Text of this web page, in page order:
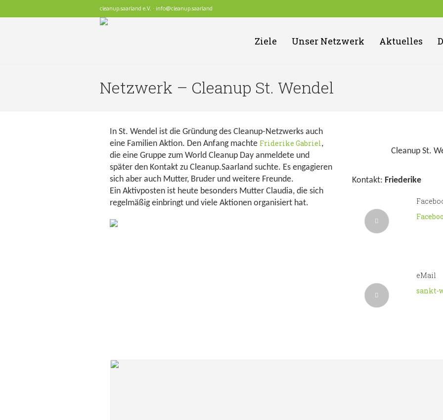
cleanup.saarland e.V. · info@cleanup.saarland
Ziele Unser Netzwerk Aktuelles
Netzwerk – Cleanup St. Wendel
In St. Wendel ist die Gründung des Cleanup-Netzwerks auch
eine Familien Aktion. Den Anfang machte Friderike Gabriel,
die eine Gruppe zum World Cleanup Day anmeldete und
später den Kontakt zu Cleanup.Saarland suchte. Es engagieren
sich aber auch Mutter, Bruder und weitere Freunde.
Ein Aktivposten ist heute besonders Mutter Claudia, die sich
regelmäßig einbringt und viele Aktionen organisiert hat.
Cleanup St.
Kontakt: Friederike
eMail
sankt-